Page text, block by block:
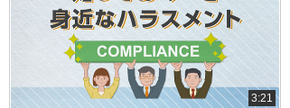
3:21